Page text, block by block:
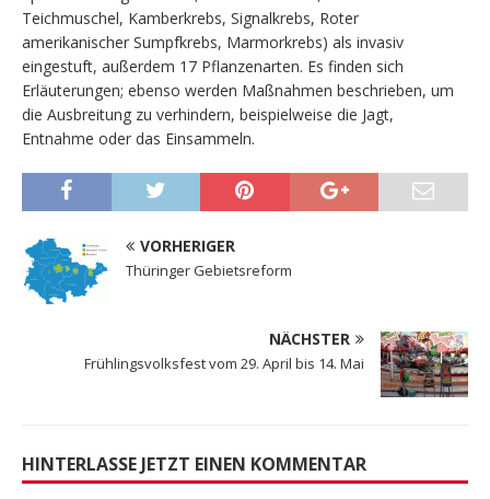
Teichmuschel, Kamberkrebs, Signalkrebs, Roter
amerikanischer Sumpfkrebs, Marmorkrebs) als invasiv
eingestuft, außerdem 17 Pflanzenarten. Es finden sich
Erläuterungen; ebenso werden Maßnahmen beschrieben, um
die Ausbreitung zu verhindern, beispielweise die Jagt,
Entnahme oder das Einsammeln.
VORHERIGER
Thüringer Gebietsreform
NÄCHSTER
Frühlingsvolksfest vom 29. April bis 14. Mai
HINTERLASSE JETZT EINEN KOMMENTAR